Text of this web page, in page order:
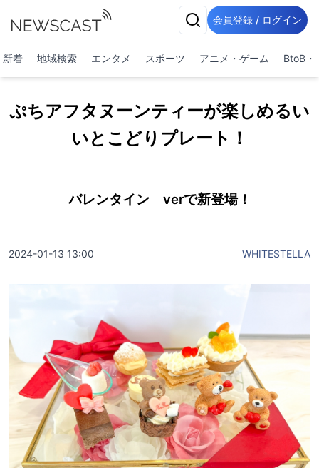
会員登録 / ログイン
新着 地域検索 エンタメ スポーツ アニメ・ゲーム BtoB・
ぷちアフタヌーンティーが楽しめるい
いとこどりプレート！
バレンタイン verで新登場！
2024-01-13 13:00 WHITESTELLA